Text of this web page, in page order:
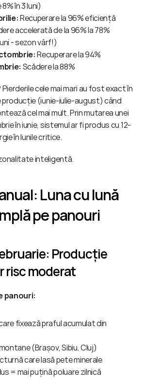
în 3 luni)
Recuperare la 96% eficiență
accelerată de la 96% la 78%
- sezon vârf!)
Recuperare la 94%
Scădere la 88%
cele mai mari au fost exact în
producție (iunie-iulie-august) când
cel mai mult. Prin mutarea unei
în iunie, sistemul ar fi produs cu 12-
în lunile critice.
inteligentă.
Luna cu lună
pe panouri
Producție
risc moderat
panouri:
fixează praful acumulat din
(Brașov, Sibiu, Cluj)
care lasă pete minerale
= mai puțină poluare zilnică